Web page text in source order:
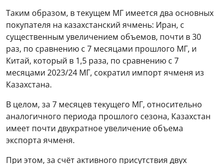
Таким образом, в текущем МГ имеется два основных
покупателя на казахстанский ячмень: Иран, с
существенным увеличением объемов, почти в 30
раз, по сравнению с 7 месяцами прошлого МГ, и
Китай, который в 1,5 раза, по сравнению с 7
месяцами 2023/24 МГ, сократил импорт ячменя из
Казахстана.
В целом, за 7 месяцев текущего МГ, относительно
аналогичного периода прошлого сезона, Казахстан
имеет почти двукратное увеличение объема
экспорта ячменя.
При этом, за счёт активного присутствия двух